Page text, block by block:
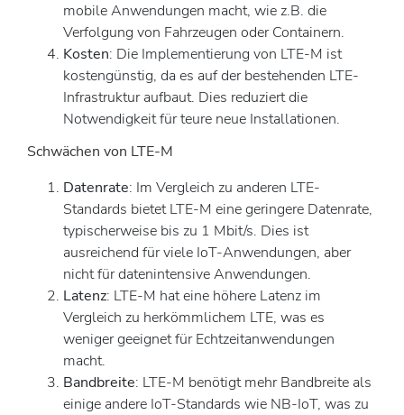
mobile Anwendungen macht, wie z.B. die
Verfolgung von Fahrzeugen oder Containern.
Kosten: Die Implementierung von LTE-M ist
kostengünstig, da es auf der bestehenden LTE-
Infrastruktur aufbaut. Dies reduziert die
Notwendigkeit für teure neue Installationen.
Schwächen von LTE-M
Datenrate: Im Vergleich zu anderen LTE-
Standards bietet LTE-M eine geringere Datenrate,
typischerweise bis zu 1 Mbit/s. Dies ist
ausreichend für viele IoT-Anwendungen, aber
nicht für datenintensive Anwendungen.
Latenz: LTE-M hat eine höhere Latenz im
Vergleich zu herkömmlichem LTE, was es
weniger geeignet für Echtzeitanwendungen
macht.
Bandbreite: LTE-M benötigt mehr Bandbreite als
einige andere IoT-Standards wie NB-IoT, was zu